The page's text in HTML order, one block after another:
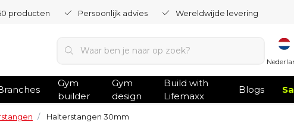
producten Persoonlijk advies Wereldwijde levering
Gym
builder
Gym
design
Build with
Lifemaxx
Blogs
Halterstangen 30mm